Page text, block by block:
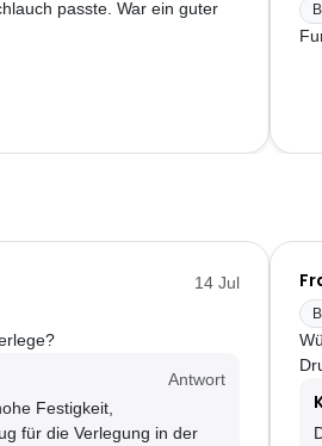
passte. War ein guter
14 Jul
Antwort
Festigkeit,
für die Verlegung in der